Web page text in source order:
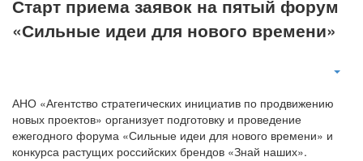
Старт приема заявок на пятый форум
«Сильные идеи для нового времени»
АНО «Агентство стратегических инициатив по продвижению
новых проектов» организует подготовку и проведение
ежегодного форума «Сильные идеи для нового времени» и
конкурса растущих российских брендов «Знай наших».